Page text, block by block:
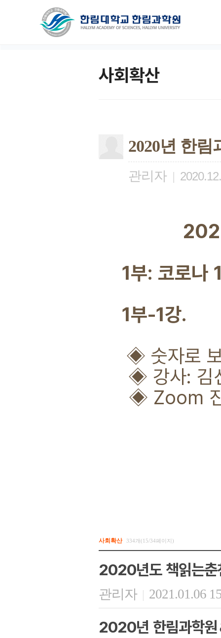
사회확산
2020년 한
관리자 |
1부: 코로나
1부-1강.
◈ 숫자로
◈ 강사: 김선
◈ Zoom
사회확산 334개(15/34페이지)
2020년도 책읽는춘
관리자 | 2021.01.06
2020년 한림과학원